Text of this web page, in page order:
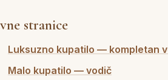
stranice
Luksuzno kupatilo — kompletan
Malo kupatilo — vodič